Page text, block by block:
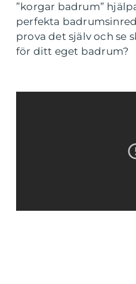
”korgar badrum”
perfekta
prova det själv och se
för ditt eget badrum?